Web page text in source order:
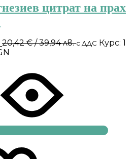
цитрат на прах
20,42€/ 39,94 лв.с ДДС Курс: 1